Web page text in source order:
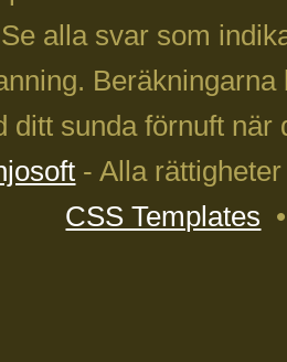
alla svar som
ditt sunda förnuft
- Alla
CSS Templates